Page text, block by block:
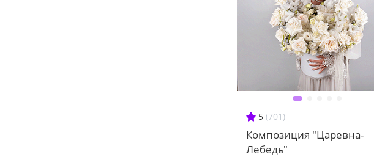
5 (701)
Композиция "Царевна-
Лебедь"